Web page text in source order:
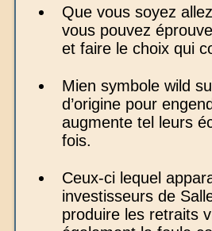
Que vous soyez
vous pouvez
et faire le choix qui
Mien symbole wild
d’origine pour
augmente tel leurs
fois.
Ceux-ci lequel
investisseurs de
produire les retraits